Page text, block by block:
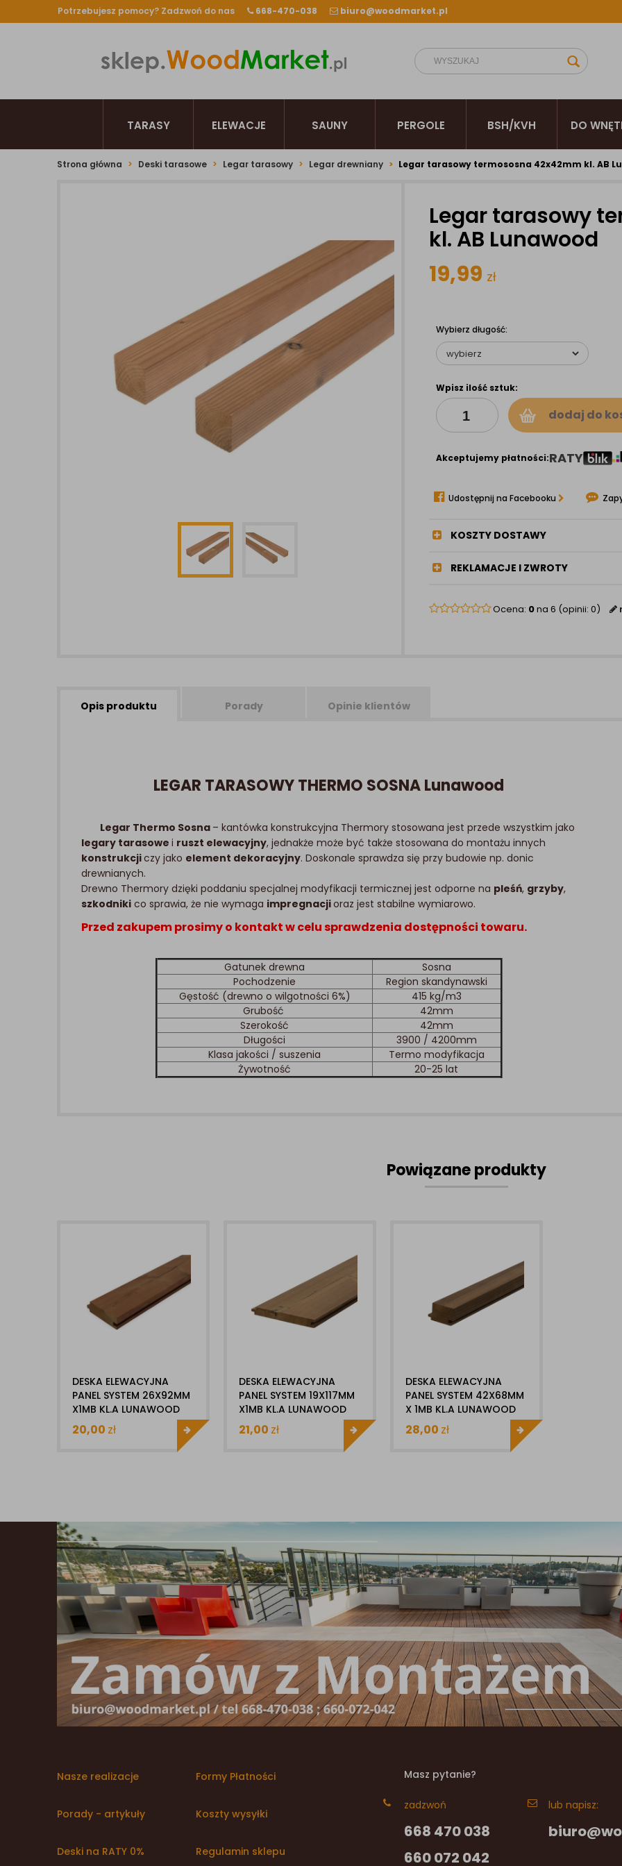
Potrzebujesz pomocy? Zadzwoń do nas 668-470-038 biuro@woodmarket.pl
TARASY ELEWACJE SAUNY PERGOLE BSH/KVH DO
Strona główna Deski tarasowe Legar tarasowy Legar drewniany Legar tarasowy termososna 42x42mm kl. AB
Legar tarasowy
kl. AB Lunawood
19,99 zł
Wybierz długość:
Wpisz ilość sztuk:
dodaj do
Akceptujemy płatności:RATY
Udostępnij na Facebooku
KOSZTY DOSTAWY
REKLAMACJE I ZWROTY
Ocena: 0na 6 (opinii: 0)
Opis produktu Porady Opinie klientów
LEGAR TARASOWY THERMO SOSNA Lunawood
Legar Thermo Sosna – kantówka konstrukcyjna Thermory stosowana jest przede wszystkim jako
legary tarasowe i ruszt elewacyjny, jednakże może być także stosowana do montażu innych
konstrukcjiczy jako element dekoracyjny. Doskonale sprawdza się przy budowie np. donic
drewnianych.
Drewno Thermory dzięki poddaniu specjalnej modyfikacji termicznej jest odporne na pleśń, grzyby,
szkodniki co sprawia, że nie wymaga impregnacjioraz jest stabilne wymiarowo.
Przed zakupem prosimy o kontakt w celu sprawdzenia dostępności towaru.
Gatunek drewna
Sosna
Pochodzenie
Region skandynawski
Gęstość (drewno o wilgotności 6%)
415 kg/m3
Grubość
42mm
Szerokość
42mm
Długości
3900 / 4200mm
Klasa jakości / suszenia
Termo modyfikacja
Żywotność
20-25 lat
Powiązane produkty
DESKA ELEWACYJNA
PANEL SYSTEM 26X92MM
X1MB KL.A LUNAWOOD
THERMO SOSNA
20,00 zł
DESKA ELEWACYJNA
PANEL SYSTEM 19X117MM
X1MB KL.A LUNAWOOD
THERMO SOSNA
21,00 zł
DESKA ELEWACYJNA
PANEL SYSTEM 42X68MM
X 1MB KL.A LUNAWOOD
THERMO SOSNA
28,00 zł
Nasze realizacje
Porady - artykuły
Deski na RATY 0%
Formy Płatności
Koszty wysyłki
Regulamin sklepu
Masz pytanie?
zadzwoń
668 470 038
660 072 042
lub napisz: